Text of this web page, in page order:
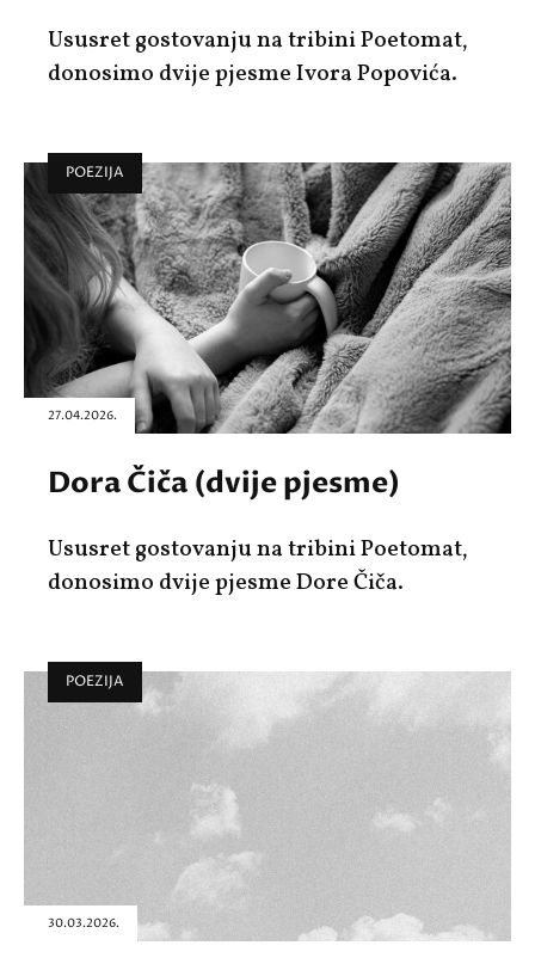
Ususret gostovanju na tribini Poetomat,
donosimo dvije pjesme Ivora Popovića.
POEZIJA
27.04.2026.
Dora Čiča (dvije pjesme)
Ususret gostovanju na tribini Poetomat,
donosimo dvije pjesme Dore Čiča.
POEZIJA
30.03.2026.